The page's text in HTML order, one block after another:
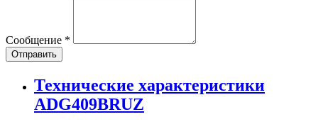
Сообщение *
Отправить
Технические характеристики
ADG409BRUZ